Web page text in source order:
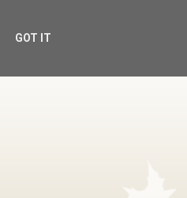
GOT IT